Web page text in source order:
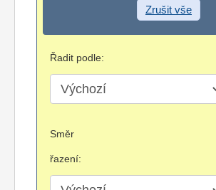
Zrušit vše
Řadit podle:
Směr
řazení: